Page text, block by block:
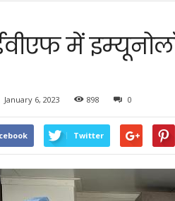
में
January 6, 2023 898 0
Twitter